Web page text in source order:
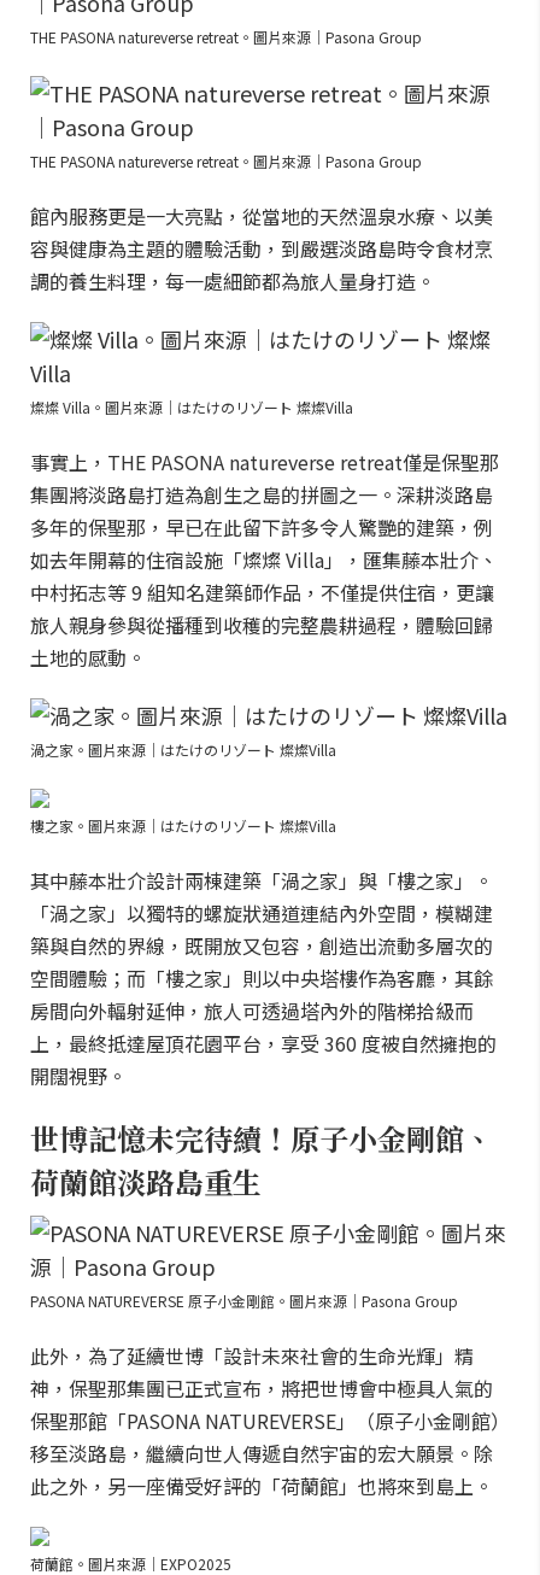
THE PASONA natureverse retreat。圖片來源｜Pasona Group
THE PASONA natureverse retreat。圖片來源｜Pasona Group
館內服務更是一大亮點，從當地的天然溫泉水療、以美
容與健康為主題的體驗活動，到嚴選淡路島時令食材烹
調的養生料理，每一處細節都為旅人量身打造。
燦燦 Villa。圖片來源｜はたけのリゾート 燦燦Villa
事實上，THE PASONA natureverse retreat僅是保聖那
集團將淡路島打造為創生之島的拼圖之一。深耕淡路島
多年的保聖那，早已在此留下許多令人驚艷的建築，例
如去年開幕的住宿設施「燦燦 Villa」，匯集藤本壯介、
中村拓志等 9 組知名建築師作品，不僅提供住宿，更讓
旅人親身參與從播種到收穫的完整農耕過程，體驗回歸
土地的感動。
渦之家。圖片來源｜はたけのリゾート 燦燦Villa
樓之家。圖片來源｜はたけのリゾート 燦燦Villa
其中藤本壯介設計兩棟建築「渦之家」與「樓之家」。
「渦之家」以獨特的螺旋狀通道連結內外空間，模糊建
築與自然的界線，既開放又包容，創造出流動多層次的
空間體驗；而「樓之家」則以中央塔樓作為客廳，其餘
房間向外輻射延伸，旅人可透過塔內外的階梯拾級而
上，最終抵達屋頂花園平台，享受 360 度被自然擁抱的
開闊視野。
世博記憶未完待續！原子小金剛館、
荷蘭館淡路島重生
PASONA NATUREVERSE 原子小金剛館。圖片來源｜Pasona Group
此外，為了延續世博「設計未來社會的生命光輝」精
神，保聖那集團已正式宣布，將把世博會中極具人氣的
保聖那館「PASONA NATUREVERSE」（原子小金剛館）
移至淡路島，繼續向世人傳遞自然宇宙的宏大願景。除
此之外，另一座備受好評的「荷蘭館」也將來到島上。
荷蘭館。圖片來源｜EXPO2025